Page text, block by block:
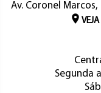
Av. Coronel
Segunda